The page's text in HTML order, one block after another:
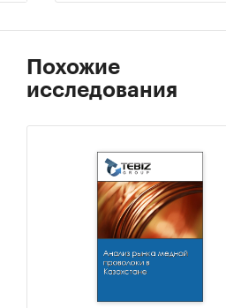
Похожие
исследования